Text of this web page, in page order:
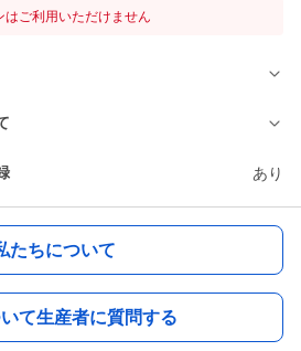
ご利用いただけません
あり
たちについて
て生産者に質問する